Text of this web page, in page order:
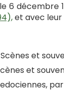
6 décembre
et avec leur
et
et